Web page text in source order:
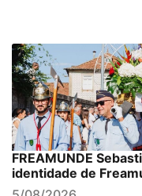
FREAMUNDE
identidade de